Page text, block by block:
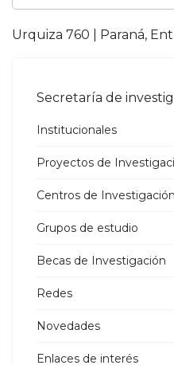
Urquiza 760 | Paraná,
Secretaría de
Institucionales
Proyectos de
Centros de Investigación
Grupos de estudio
Becas de Investigación
Redes
Novedades
Enlaces de interés